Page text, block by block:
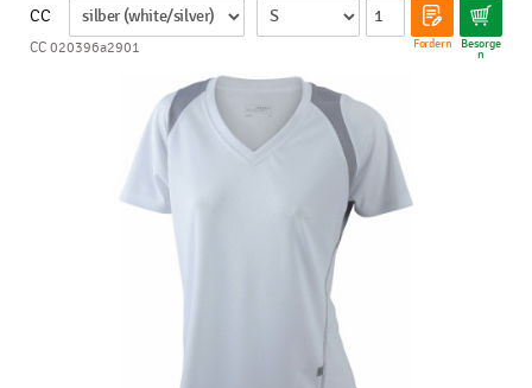
CC
Fordern Besorge
n
CC 020396a2901